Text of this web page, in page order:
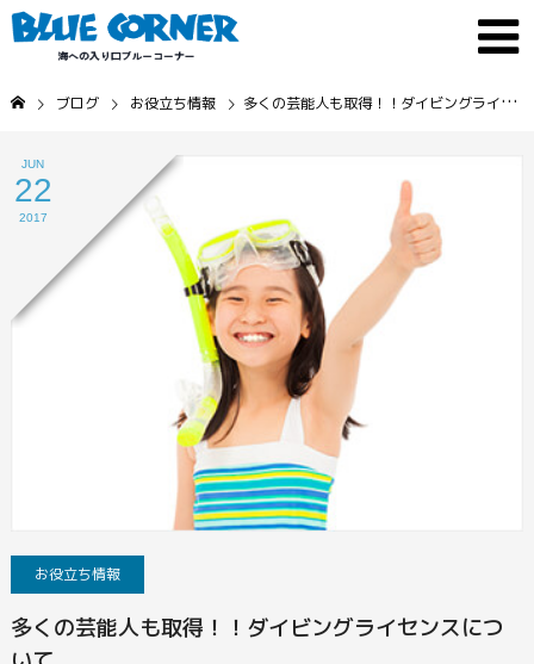
ブログ お役立ち情報 多くの芸能人も取得！！ダイビングライセンスについて
JUN
22
2017
お役立ち情報
多くの芸能人も取得！！ダイビングライセンスにつ